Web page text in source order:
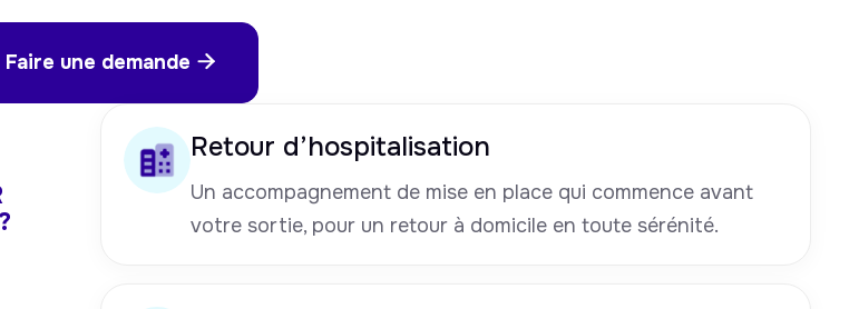
Faire une demande 
Retour d’hospitalisation
Un accompagnement de mise en place qui commence avant
votre sortie, pour un retour à domicile en toute sérénité.